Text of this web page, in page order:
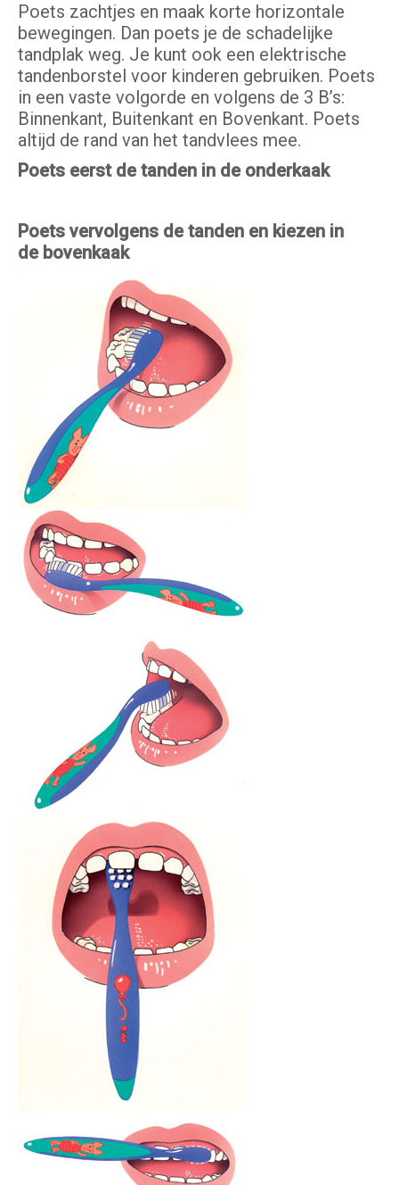
Poets zachtjes en maak korte horizontale
bewegingen. Dan poets je de schadelijke
tandplak weg. Je kunt ook een elektrische
tandenborstel voor kinderen gebruiken. Poets
in een vaste volgorde en volgens de 3 B’s:
Binnenkant, Buitenkant en Bovenkant. Poets
altijd de rand van het tandvlees mee.
Poets eerst de tanden in de onderkaak
Poets vervolgens de tanden en kiezen in
de bovenkaak